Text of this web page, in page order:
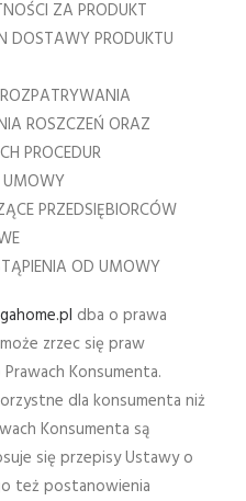
ZA PRODUKT
DOSTAWY PRODUKTU
ROSZCZEŃ ORAZ
PROCEDUR
UMOWY
PRZEDSIĘBIORCÓW
OD UMOWY
dba o prawa
zrzec się praw
Konsumenta.
dla konsumenta niż
Konsumenta są
się przepisy Ustawy o
też postanowienia